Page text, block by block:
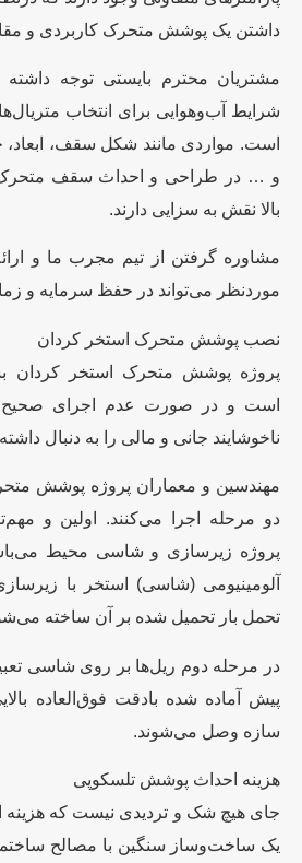
داشتن یک پوشش متحرک کاربردی و
مشتریان محترم بایستی توجه داشته
شرایط آب‌وهوایی برای انتخاب
است. مواردی مانند شکل سقف، ابعاد،
و … در طراحی و احداث سقف متحرک
بالا نقش به سزایی دارند.
مشاوره گرفتن از تیم مجرب ما و
موردنظر می‌تواند در حفظ سرمایه و
نصب پوشش متحرک استخر کردان
پروژه پوشش متحرک استخر کردان
است و در صورت عدم اجرای
ناخوشایند جانی و مالی را به دنبال
مهندسین و معماران پروژه پوشش
دو مرحله اجرا می‌کنند. اولین و
پروژه زیرسازی و شاسی محیط
آلومینیومی (شاسی) استخر با
تحمل بار تحمیل شده بر آن ساخته
در مرحله دوم ریل‌ها بر روی شاسی
پیش آماده شده بادقت فوق‌العاده
سازه وصل می‌شوند.
هزینه احداث پوشش تلسکوپی
جای هیچ شک و تردیدی نیست که هزینه
یک ساخت‌وساز سنگین با مصالح